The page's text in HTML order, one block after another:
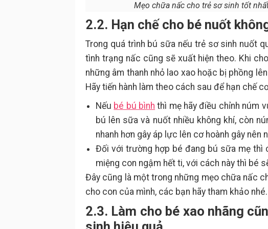
Mẹo chữa nấc cho trẻ sơ sinh tốt
2.2. Hạn chế cho bé nuốt
Trong quá trình bú sữa nếu trẻ sơ sinh nuốt
tình trạng nấc cũng sẽ xuất hiện theo. Khi
những âm thanh nhỏ lao xao hoặc bị phồng
Hãy tiến hành làm theo cách sau để hạn chế
Nếu bé bú bình thì mẹ hãy điều chỉnh núm
bú lên sữa và nuốt nhiều không khí, còn
nhanh hơn gây áp lực lên cơ hoành gây nên
Đối với trường hợp bé đang bú sữa mẹ thì
miệng con ngậm hết ti, với cách này thì bé
Đây cũng là một trong những mẹo chữa nấc
cho con của mình, các bạn hãy tham khảo nhé.
2.3. Làm cho bé xao nhãng